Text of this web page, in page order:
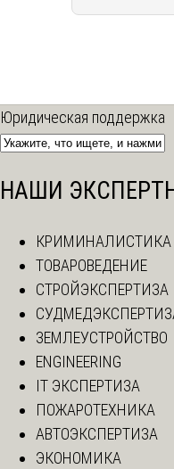
Юридическая поддержка
НАШИ
КРИМИНАЛИСТИКА
ТОВАРОВЕДЕНИЕ
СТРОЙЭКСПЕРТИЗА
ЗЕМЛЕУСТРОЙСТВО
ENGINEERING
IT ЭКСПЕРТИЗА
ПОЖАРОТЕХНИКА
АВТОЭКСПЕРТИЗА
ЭКОНОМИКА